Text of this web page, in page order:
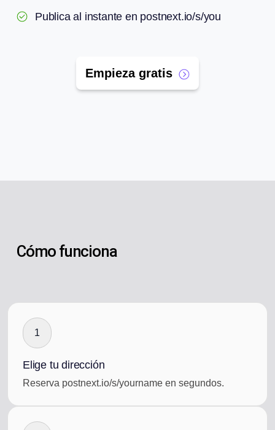
Publica al instante en postnext.io/s/you
Empieza gratis
Cómo funciona
1
Elige tu dirección
Reserva postnext.io/s/yourname en segundos.